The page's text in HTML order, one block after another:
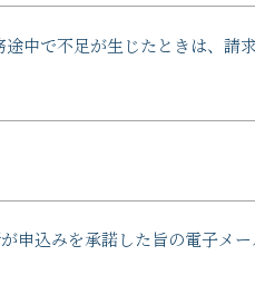
中で不足が生じたときは、請
申込みを承諾した旨の電子メ